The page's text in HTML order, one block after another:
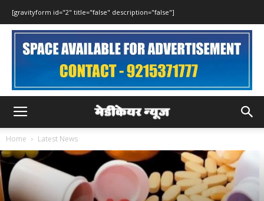
[gravityform id="2" title="false" description="false"]
Home Latest News